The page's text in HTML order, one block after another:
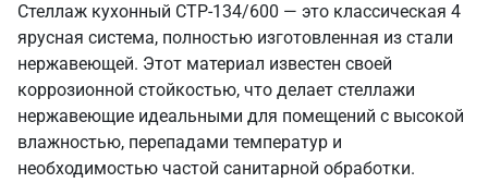
Стеллаж кухонный СТР-134/600 — это классическая 4
ярусная система, полностью изготовленная из стали
нержавеющей. Этот материал известен своей
коррозионной стойкостью, что делает стеллажи
нержавеющие идеальными для помещений с высокой
влажностью, перепадами температур и
необходимостью частой санитарной обработки.